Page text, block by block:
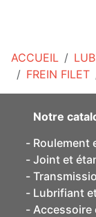
ACCUEIL
FREIN FILET
Notre
Roulement
Joint et
Lubrifiant
Accessoire